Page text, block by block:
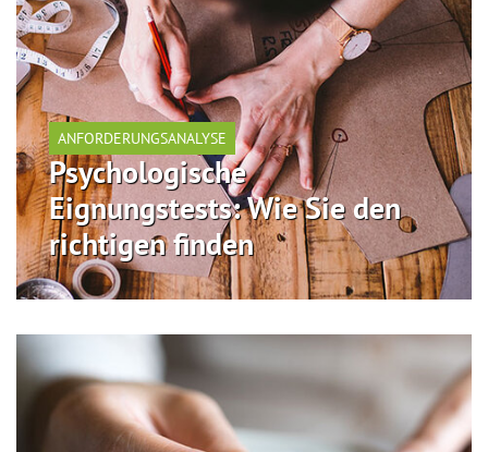
ANFORDERUNGSANALYSE
Psychologische
Eignungstests: Wie Sie den
richtigen finden